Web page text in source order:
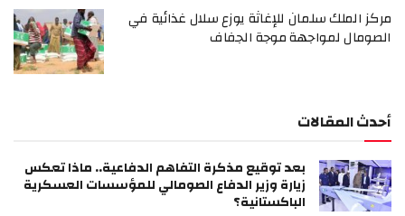
مركز الملك سلمان للإغاثة يوزع سلال غذائية في
الصومال لمواجهة موجة الجفاف
أحدث المقالات
بعد توقيع مذكرة التفاهم الدفاعية.. ماذا تعكس
زيارة وزير الدفاع الصومالي للمؤسسات العسكرية
الباكستانية؟